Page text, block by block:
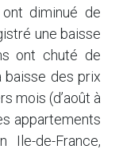
diminué de
une baisse
ont chuté de
baisse des prix
mois (d’août à
appartements
de-France,